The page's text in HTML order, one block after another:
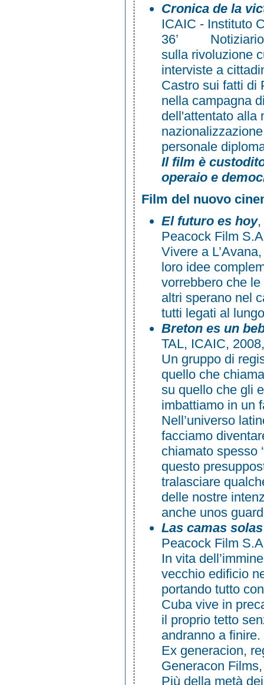
Cronica de la
ICAIC - Instituto
36’ Notiziario
sulla rivoluzione
interviste a
Castro sui fatti di
nella campagna
dell'attentato alla
personale
Il film è
operaio e
Film del nuovo
El futuro es hoy,
Peacock Film
Vivere a
loro idee
vorrebbero che
altri sperano nel
tutti legati al
Breton es un
TAL, ICAIC,
Un gruppo di
quello che
su quello che gli
imbattiamo in un
Nell’universo
facciamo
chiamato spesso
questo
tralasciare
delle nostre
anche unos
Las camas solas
Peacock Film
In vita
vecchio edificio
portando tutto
Cuba vive in
il proprio tetto
andranno a finire.
Ex generacion,
Generacon Films,
Più della metà